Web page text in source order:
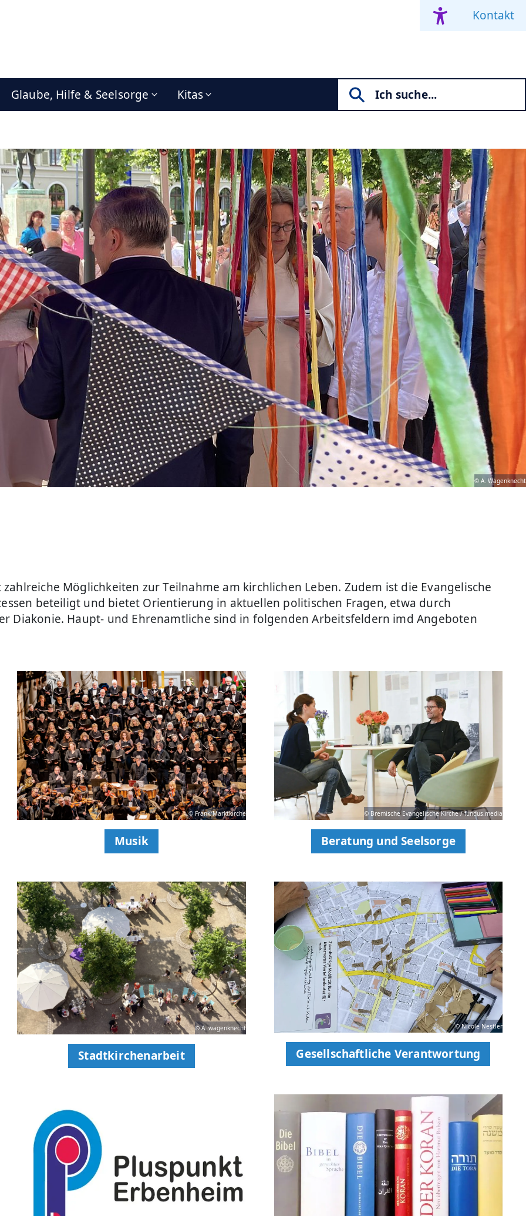
Kontakt
Glaube, Hilfe & Seelsorge Kitas
© A. Wagenknecht
Möglichkeiten zur Teilnahme am kirchlichen Leben. Zudem ist die Evangelische
beteiligt und bietet Orientierung in aktuellen politischen Fragen, etwa durch
Diakonie. Haupt- und Ehrenamtliche sind in folgenden Arbeitsfeldern imd Angeboten
© Frank/Marktkirche
Musik
© A. wagenknecht
Stadtkirchenarbeit
© Bremische Evangelische Kirche / fundus.media
Beratung und Seelsorge
© Nicole Nestler
Gesellschaftliche Verantwortung